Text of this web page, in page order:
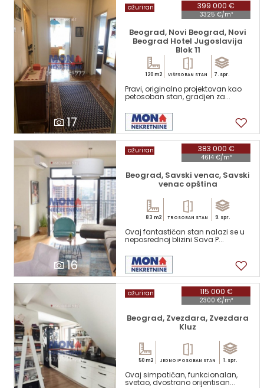
17
399 000 €
3325 €/m²
ažuriran
Beograd, Novi Beograd, Novi
Beograd Hotel Jugoslavija
Blok 11
120 m2 VIŠESOBAN STAN 7. spr.
Pravi, originalno projektovan kao
petosoban stan, gradjen za...
16
383 000 €
4614 €/m²
ažuriran
Beograd, Savski venac, Savski
venac opština
83 m2 TROSOBAN STAN 9. spr.
Ovaj fantastičan stan nalazi se u
neposrednoj blizini Sava P...
115 000 €
2300 €/m²
ažuriran
Beograd, Zvezdara, Zvezdara
Kluz
50 m2 JEDNOIPOSOBAN STAN 1. spr.
Ovaj simpatičan, funkcionalan,
svetao, dvostrano orijentisan...